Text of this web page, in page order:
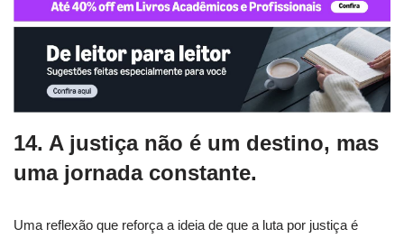
14. A justiça não é um destino, mas
uma jornada constante.
Uma reflexão que reforça a ideia de que a luta por justiça é